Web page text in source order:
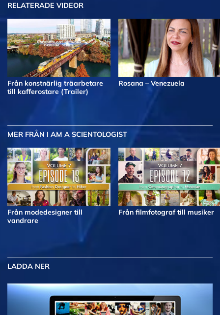
RELATERADE VIDEOR
Från konstnärlig träarbetare
till kafferostare (Trailer)
Rosana – Venezuela
MER FRÅN I AM A SCIENTOLOGIST
Från modedesigner till
vandrare
Från filmfotograf till musiker
LADDA NER